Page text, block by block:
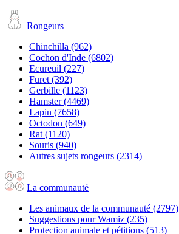
Rongeurs
Chinchilla (962)
Cochon d'Inde (6802)
Ecureuil (227)
Furet (392)
Gerbille (1123)
Hamster(4469)
Lapin (7658)
Octodon (649)
Rat (1120)
Souris (940)
Autres sujets rongeurs (2314)
La communauté
Les animaux de la communauté (2797)
Suggestions pour Wamiz (235)
Protection animale et pétitions (513)